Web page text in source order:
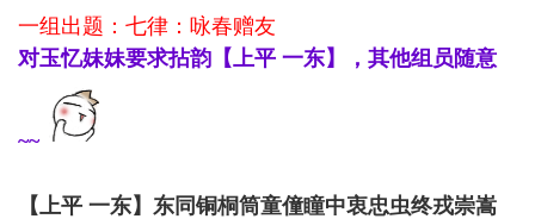
一组出题：七律：咏春赠友
对玉忆妹妹要求拈韵【上平 一东】，其他组员随意
~~
【上平 一东】东同铜桐筒童僮瞳中衷忠虫终戎崇嵩